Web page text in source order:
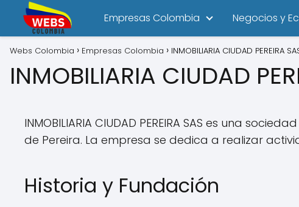
Empresas Colombia Negocios y
Webs Colombia Empresas Colombia INMOBILIARIA CIUDAD PEREIRA
INMOBILIARIA CIUDAD
INMOBILIARIA CIUDAD PEREIRA SAS es una
de Pereira. La empresa se dedica a realizar
Historia y Fundación